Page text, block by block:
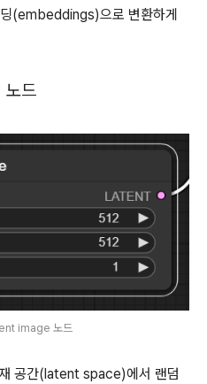
(embeddings)으로 변환하게
드
image 노드
공간(latent space)에서 랜덤